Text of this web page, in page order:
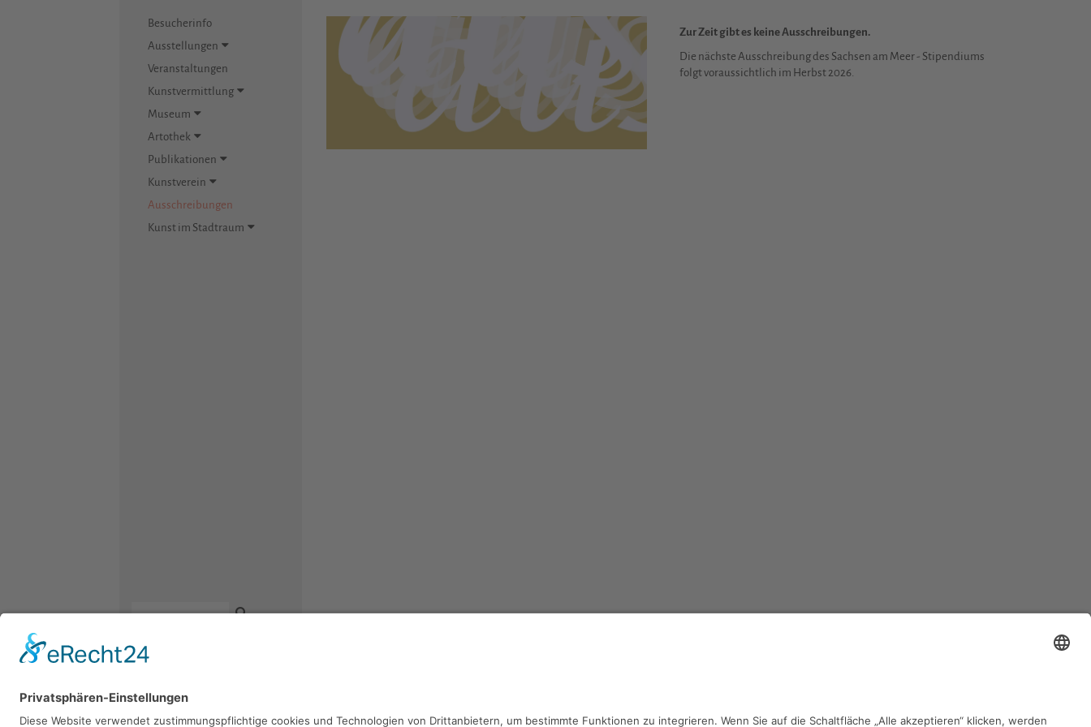
Besucherinfo
Ausstellungen
Veranstaltungen
Kunstvermittlung
Museum
Artothek
Publikationen
Kunstverein
Ausschreibungen
Kunst im Stadtraum
Kontakt
Newsletter
Impressum
Zur Zeit gibt es keine Ausschreibungen.
Die nächste Ausschreibung des Sachsen am Meer - Stipendiums
folgt voraussichtlich im Herbst 2026.